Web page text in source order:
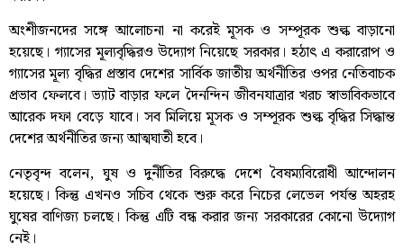
অংশীজনদের সঙ্গে আলোচনা না করেই মূসক ও সম্পূরক শুল্ক বাড়ানো
হয়েছে। গ্যাসের মূল্যবৃদ্ধিরও উদ্যোগ নিয়েছে সরকার। হঠাৎ এ করারোপ ও
গ্যাসের মূল্য বৃদ্ধির প্রস্তাব দেশের সার্বিক জাতীয় অর্থনীতির ওপর নেতিবাচক
প্রভাব ফেলবে। ভ্যাট বাড়ার ফলে দৈনন্দিন জীবনযাত্রার খরচ স্বাভাবিকভাবে
আরেক দফা বেড়ে যাবে। সব মিলিয়ে মূসক ও সম্পূরক শুল্ক বৃদ্ধির সিদ্ধান্ত
দেশের অর্থনীতির জন্য আত্মঘাতী হবে।
নেতৃবৃন্দ বলেন, ঘুষ ও দুর্নীতির বিরুদ্ধে দেশে বৈষম্যবিরোধী আন্দোলন
হয়েছে। কিন্তু এখনও সচিব থেকে শুরু করে নিচের লেভেল পর্যন্ত অহরহ
ঘুষের বাণিজ্য চলছে। কিন্তু এটি বন্ধ করার জন্য সরকারের কোনো উদ্যোগ
নেই।